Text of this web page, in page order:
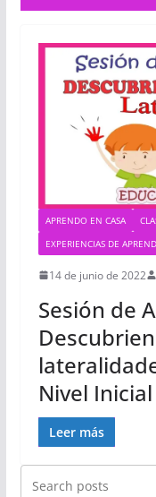
APRENDO EN CASA
EXPERIENCIAS DE
14 de junio de 2022
Sesión de
Nivel
Leer más